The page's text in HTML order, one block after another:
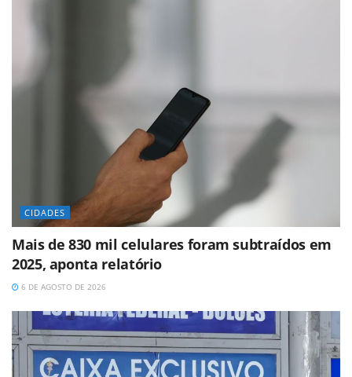
CIDADES
Mais de 830 mil celulares foram subtraídos em
2025, aponta relatório
6 DE AGOSTO DE 2026